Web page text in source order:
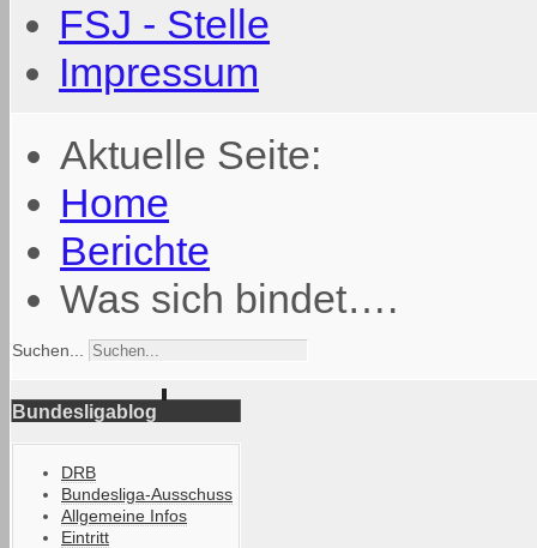
FSJ - Stelle
Impressum
Aktuelle Seite:
Home
Berichte
Was sich bindet….
Suchen...
Bundesligablog
DRB
Bundesliga-Ausschuss
Allgemeine Infos
Eintritt